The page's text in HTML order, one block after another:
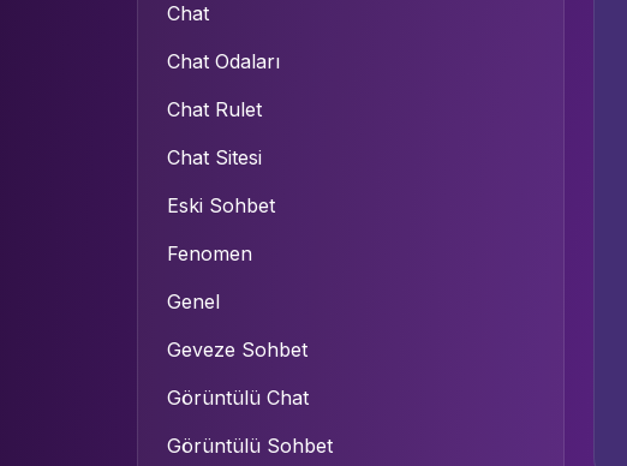
Chat
Chat Odaları
Chat Rulet
Chat Sitesi
Eski Sohbet
Fenomen
Genel
Geveze Sohbet
Görüntülü Chat
Görüntülü Sohbet